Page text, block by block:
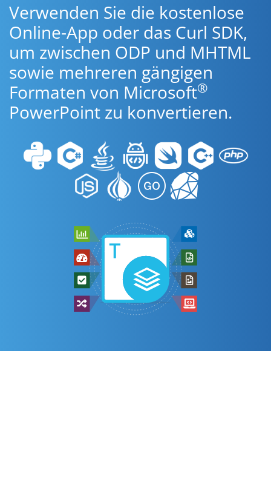
Verwenden Sie die kostenlose
Online-App oder das Curl SDK,
um zwischen ODP und MHTML
sowie mehreren gängigen
Formaten von Microsoft®
PowerPoint zu konvertieren.